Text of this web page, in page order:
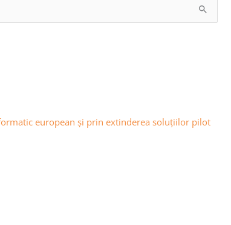
european și prin extinderea soluțiilor pilot